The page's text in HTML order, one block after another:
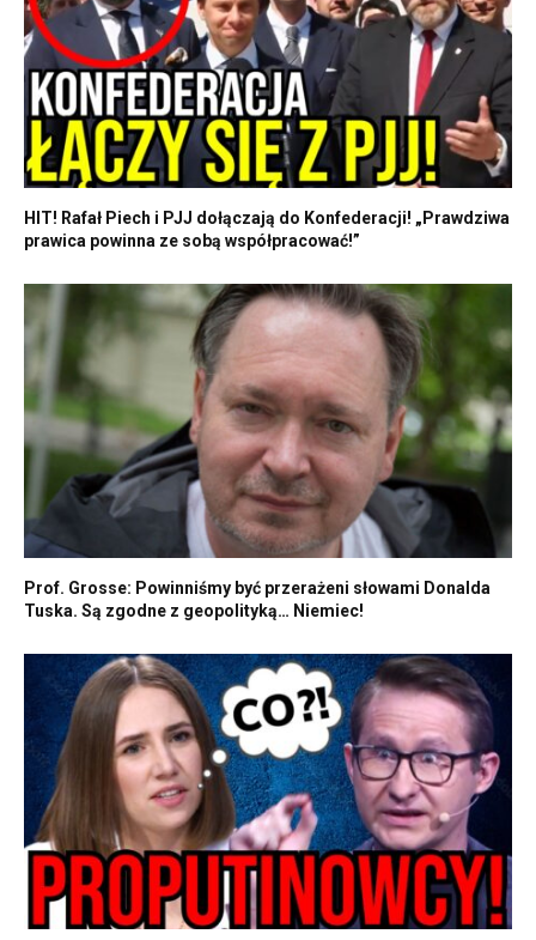
HIT! Rafał Piech i PJJ dołączają do Konfederacji! „Prawdziwa
prawica powinna ze sobą współpracować!”
Prof. Grosse: Powinniśmy być przerażeni słowami Donalda
Tuska. Są zgodne z geopolityką… Niemiec!